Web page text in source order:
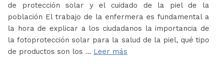
de protección solar y el cuidado de la piel de la
población El trabajo de la enfermera es fundamental a
la hora de explicar a los ciudadanos la importancia de
la fotoprotección solar para la salud de la piel, qué tipo
de productos son los … Leer más